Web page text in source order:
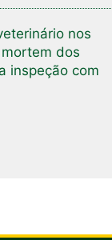
nos
dos
inspeção com